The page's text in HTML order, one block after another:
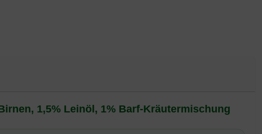
1,5% Leinöl, 1% Barf-Kräutermischung